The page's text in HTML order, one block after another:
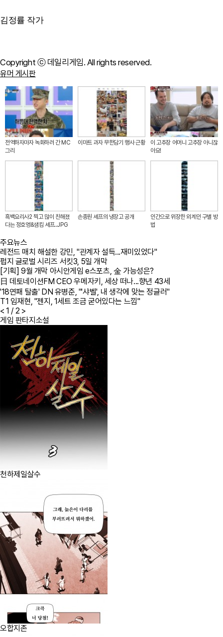
김정률 작가
Copyright ⓒ 데일리게임. All rights reserved.
유머 게시판
전역하자마자 녹화하러 간 MC
그리
이마트 과자 무한담기 행사 근황
이 고추장 어머니 고추장 아니잖
아요!
흑백요리사2 찍고 많이 친해졌
다는 정호영&샘킴 셰프..JPG
손종원 셰프의 냉장고 공개
인간으로 위장한 외계인 구별 방
법
주요뉴스
레전드 매치 해설한 강민, "관계자 설득...재미있었다"
펍지 글로벌 시리즈 서킷3, 5일 개막
[기획] 9월 개막 아시안게임 e스포츠, 金 가능성은?
日 데토네이션FM CEO 우메자키, 세상 떠나...향년 43세
'18연패 탈출' DN 유병준, "'샤벨', 내 생각에 맞는 정글러"
T1 임재현, "젠지, 1세트 조금 굳어있다는 느낌"
< 1 / 2 >
게임 판타지소설
천하제일살수
오합지존